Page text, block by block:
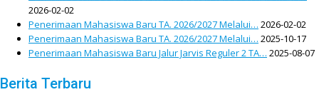
2026-02-02
Penerimaan Mahasiswa Baru TA. 2026/2027 Melalui… 2026-02-02
Penerimaan Mahasiswa Baru TA. 2026/2027 Melalui… 2025-10-17
Penerimaan Mahasiswa Baru Jalur Jarvis Reguler 2 TA… 2025-08-07
Berita Terbaru